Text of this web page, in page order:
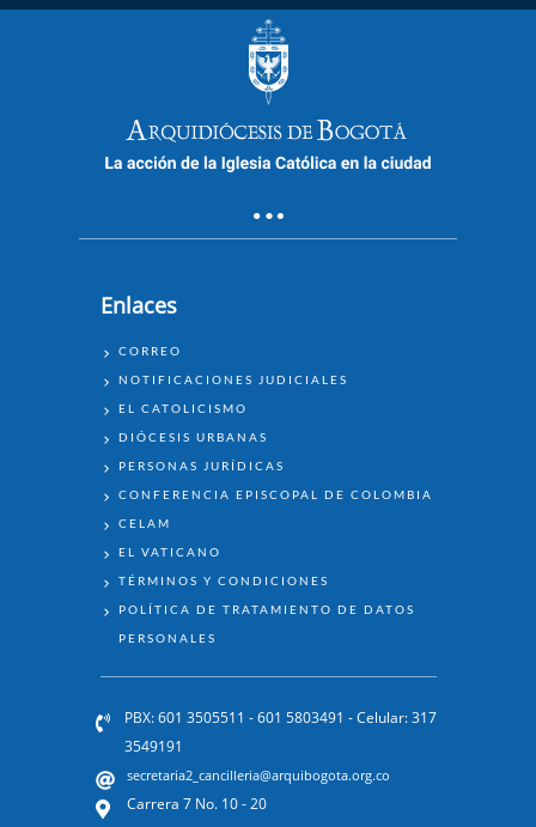
Enlaces
ENLACES
CORREO
NOTIFICACIONES JUDICIALES
EL CATOLICISMO
DIÓCESIS URBANAS
PERSONAS JURÍDICAS
CONFERENCIA EPISCOPAL DE COLOMBIA
CELAM
EL VATICANO
TÉRMINOS Y CONDICIONES
POLÍTICA DE TRATAMIENTO DE DATOS
PERSONALES
PBX: 601 3505511 - 601 5803491 - Celular: 317
3549191
secretaria2_cancilleria@arquibogota.org.co
Carrera 7 No. 10 - 20